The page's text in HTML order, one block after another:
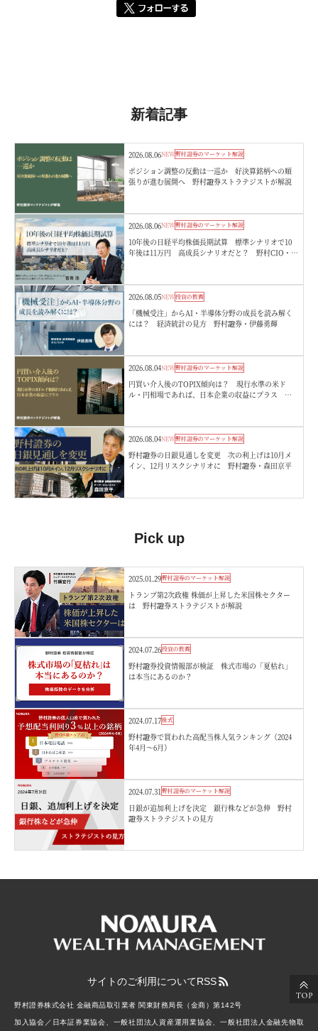
新着記事
2026.08.06NEW野村證券のマーケット解説
ポジション調整の反動は一巡か 好決算銘柄への順
張りが進む展開へ 野村證券ストラテジストが解説
2026.08.06NEW野村證券のマーケット解説
10年後の日経平均株価長期試算 標準シナリオで10
年後は11万円 高成長シナリオだと？ 野村CIO・宮
2026.08.05NEW投資の教養
「機械受注」からAI・半導体分野の成長を読み解く
には？ 経済統計の見方 野村證券・伊藤勇輝
2026.08.04NEW野村證券のマーケット解説
円買い介入後のTOPIX傾向は？ 現行水準の米ド
ル・円相場であれば、日本企業の収益にプラス 野
2026.08.04NEW野村證券のマーケット解説
野村證券の日銀見通しを変更 次の利上げは10月メ
イン、12月リスクシナリオに 野村證券・森田京平
Pick up
2025.01.29野村證券のマーケット解説
トランプ第2次政権 株価が上昇した米国株セクター
は 野村證券ストラテジストが解説
2024.07.26投資の教養
野村證券投資情報部が検証 株式市場の「夏枯れ」
は本当にあるのか？
2024.07.17株式
野村證券で買われた高配当株人気ランキング（2024
年4月～6月）
2024.07.31 野村證券のマーケット解説
日銀が追加利上げを決定 銀行株などが急伸 野村
證券ストラテジストの見方
サイトのご利用についてRSS
野村證券株式会社 金融商品取引業者 関東財務局長（金商）第142号
加入協会／日本証券業協会、一般社団法人資産運用業協会、一般社団法人金融先物取